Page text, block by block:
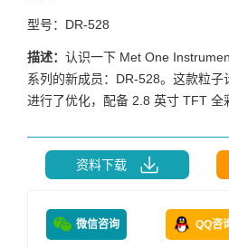
型号：DR-528
描述： 认识一下 Met One
系列的新成员：DR-528。这款粒
进行了优化，配备 2.8 英寸 TFT 全
资料下载
微信咨询 QQ咨